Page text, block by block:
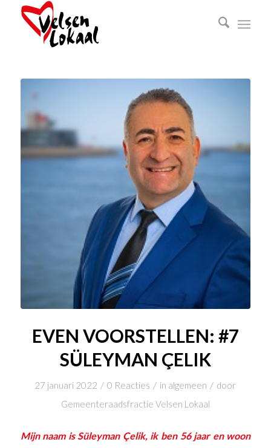
EVEN VOORSTELLEN: #7
SÜLEYMAN ÇELIK
27 januari 2022 / 0 Reacties / in algemeen / door
Gemeenteraadsfractie Velsen Lokaal
Mijn naam is Süleyman Çelik, ik ben 56 jaar en woon